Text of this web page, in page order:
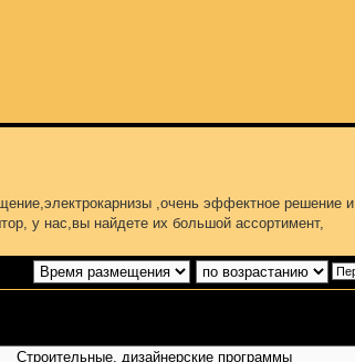
,очень эффектное решение и
у нас,вы найдете их большой ассортимент,